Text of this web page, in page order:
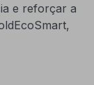
e reforçar a